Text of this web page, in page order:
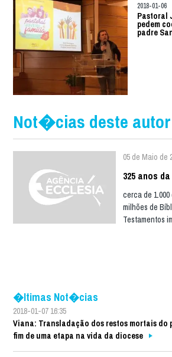
2018-01-06
Pastoral
pedem
padre
Not�cias deste autor
05 de Maio de
325 anos
cerca de
milhões de
Testamentos
�ltimas Not�cias
2018-01-07 16:35
Viana: Transladação dos restos mortais do
fim de uma etapa na vida da diocese